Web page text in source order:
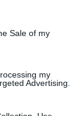
and its
purposes
Sale of my
my
Advertising.
a 30 éves
támadó, Ciro
kapott
is.